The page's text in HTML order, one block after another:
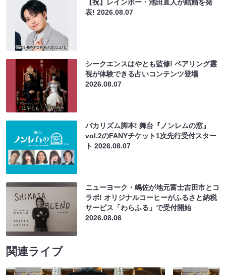
【祝】レインボー・池田直人が結婚を発
表!2026.08.07
シークエンスはやとも監修! ペアリング霊
視が体験できる占いコンテンツ登場
2026.08.07
バカリズム脚本! 舞台『ノンレムの窓』
vol.2のFANYチケット1次先行受付スター
ト2026.08.07
ニューヨーク・嶋佐が地元富士吉田市とコ
ラボ! オリジナルコーヒーがふるさと納税
サービス「わらふる」で受付開始
2026.08.06
関連ライブ